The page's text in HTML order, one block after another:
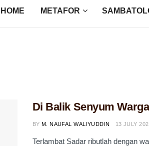
HOME METAFOR
Di Balik Senyum
BY M. NAUFAL WALIYUDDIN 13 JULY
Terlambat Sadar ributlah dengan